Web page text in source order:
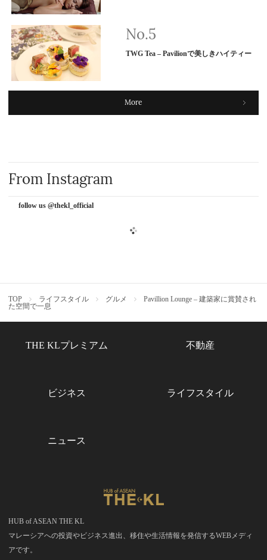
TWG Tea – Pavilionで美しきハイティー
More
From Instagram
follow us @thekl_official
TOP ライフスタイル グルメ
Pavillion Lounge – 建築家に賞賛され
た空間で一息
THE KLプレミアム 不動産
ビジネス ライフスタイル
ニュース
HUB of ASEAN THE KL
マレーシアへの投資やビジネス進出、移住や生活情報を発信するWEBメディ
アです。